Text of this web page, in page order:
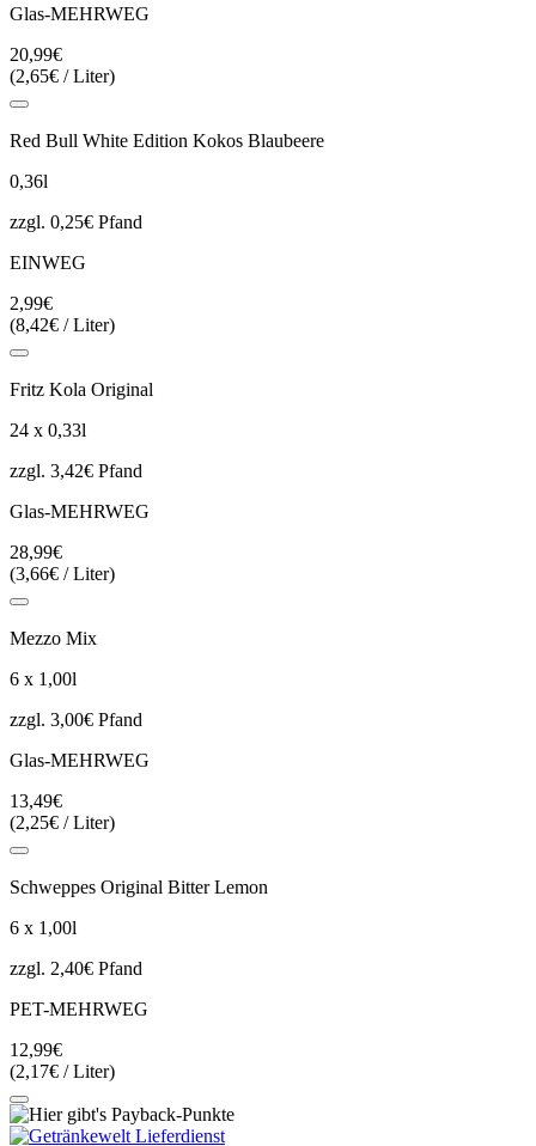
Glas-MEHRWEG
20,99€
(2,65€ / Liter)
Red Bull White Edition Kokos Blaubeere
0,36l
zzgl. 0,25€ Pfand
EINWEG
2,99€
(8,42€ / Liter)
Fritz Kola Original
24 x 0,33l
zzgl. 3,42€ Pfand
Glas-MEHRWEG
28,99€
(3,66€ / Liter)
Mezzo Mix
6 x 1,00l
zzgl. 3,00€ Pfand
Glas-MEHRWEG
13,49€
(2,25€ / Liter)
Schweppes Original Bitter Lemon
6 x 1,00l
zzgl. 2,40€ Pfand
PET-MEHRWEG
12,99€
(2,17€ / Liter)